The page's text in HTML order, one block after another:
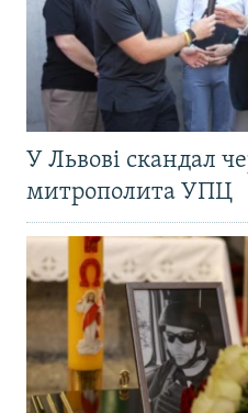
У Львові скандал
митрополита УПЦ